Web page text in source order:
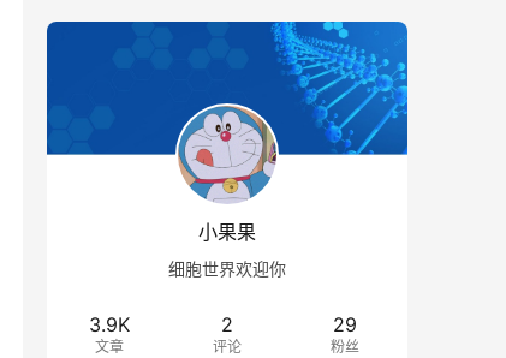
小果果
细胞世界欢迎你
3.9K
文章
2
评论
29
粉丝